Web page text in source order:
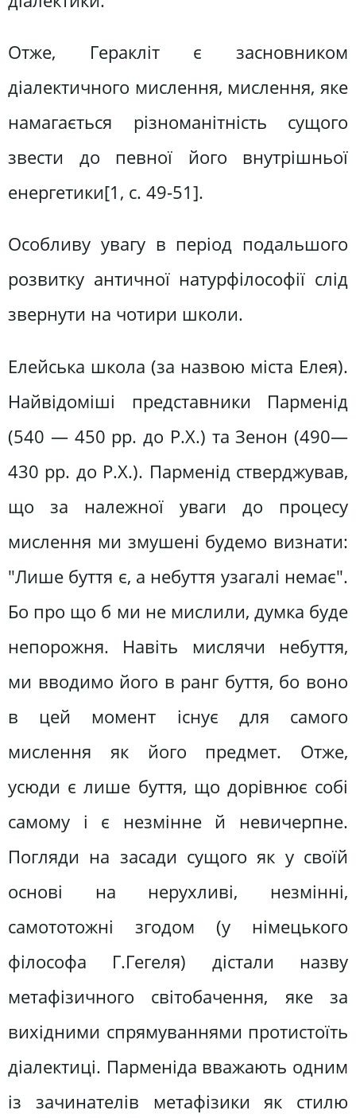
Отже, Геракліт є засновником
діалектичного мислення, мислення, яке
намагається різноманітність сущого
звести до певної його внутрішньої
енергетики[1, c. 49-51].
Особливу увагу в період подальшого
розвитку античної натурфілософії слід
звернути на чотири школи.
Елейська школа (за назвою міста Елея).
Найвідоміші представники Парменід
(540 — 450 pp. до Р.Х.) та Зенон (490—
430 pp. до Р.Х.). Парменід стверджував,
що за належної уваги до процесу
мислення ми змушені будемо визнати:
"Лише буття є, а небуття узагалі немає".
Бо про що б ми не мислили, думка буде
непорожня. Навіть мислячи небуття,
ми вводимо його в ранг буття, бо воно
в цей момент існує для самого
мислення як його предмет. Отже,
усюди є лише буття, що дорівнює собі
самому і є незмінне й невичерпне.
Погляди на засади сущого як у своїй
основі на нерухливі, незмінні,
самототожні згодом (у німецького
філософа Г.Гегеля) дістали назву
метафізичного світобачення, яке за
вихідними спрямуваннями протистоїть
діалектиці. Парменіда вважають одним
із зачинателів метафізики як стилю